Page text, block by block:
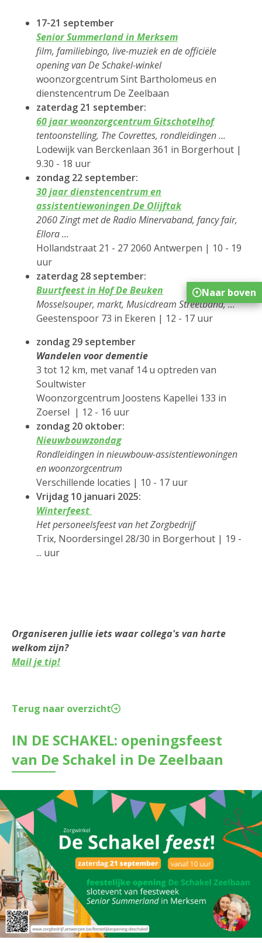
17-21 september
Senior Summerland in Merksem
film, familiebingo, live-muziek en de officiële
opening van De Schakel-winkel
woonzorgcentrum Sint Bartholomeus en
dienstencentrum De Zeelbaan
zaterdag 21 september:
60 jaar woonzorgcentrum Gitschotelhof
tentoonstelling, The Covrettes, rondleidingen ...
Lodewijk van Berckenlaan 361 in Borgerhout |
9.30 - 18 uur
zondag 22 september:
30 jaar dienstencentrum en
assistentiewoningen De Olijftak
2060 Zingt met de Radio Minervaband, fancy fair,
Ellora ...
Hollandstraat 21 - 27 2060 Antwerpen | 10 - 19
uur
zaterdag 28 september:
Buurtfeest in Hof De Beuken
Mosselsouper, markt, Musicdream Streetband, ...
Geestenspoor 73 in Ekeren | 12 - 17 uur
zondag 29 september
Wandelen voor dementie
3 tot 12 km, met vanaf 14 u optreden van
Soultwister
Woonzorgcentrum Joostens Kapellei 133 in
Zoersel | 12 - 16 uur
zondag 20 oktober:
Nieuwbouwzondag
Rondleidingen in nieuwbouw-assistentiewoningen
en woonzorgcentrum
Verschillende locaties | 10 - 17 uur
Vrijdag 10 januari 2025:
Winterfeest
Het personeelsfeest van het Zorgbedrijf
Trix, Noordersingel 28/30 in Borgerhout | 19 -
... uur
Organiseren jullie iets waar collega's van harte
welkom zijn?
Mail je tip!
Terug naar overzicht
IN DE SCHAKEL: openingsfeest
van De Schakel in De Zeelbaan
Naar boven